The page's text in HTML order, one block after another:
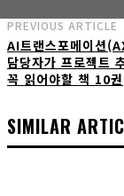
AI트
PREVIOUS ARTICLE
AI트랜스포메이션
담당자가 프로젝트
꼭 읽어야할 책 10권
SIMILAR